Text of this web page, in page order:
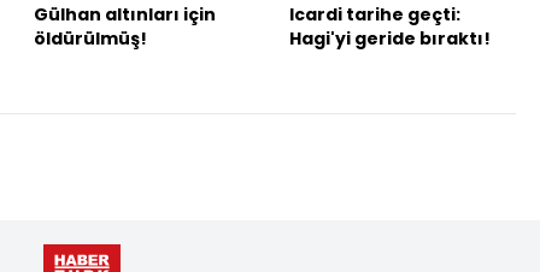
Gülhan altınları için
öldürülmüş!
Icardi tarihe geçti:
Hagi'yi geride bıraktı!